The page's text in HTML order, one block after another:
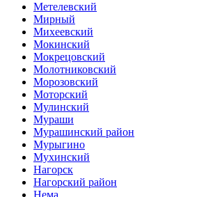
Метелевский
Мирный
Михеевский
Мокинский
Мокрецовский
Молотниковский
Морозовский
Моторский
Мулинский
Мураши
Мурашинский район
Мурыгино
Мухинский
Нагорск
Нагорский район
Нема